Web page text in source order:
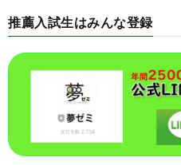
推薦入試生はみんな登録